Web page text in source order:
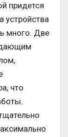
придется
устройства
много. Две
что